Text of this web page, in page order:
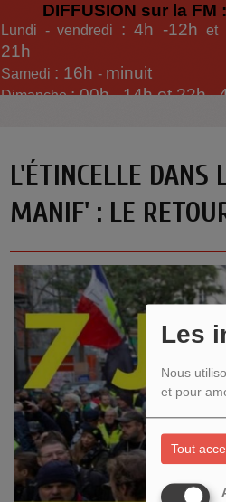
Les
Nous
et pour
Tout
DIFFUSION sur la FM :
Lundi - vendredi : 4h -12h et
21h
Samedi : 16h - minuit
Dimanche: 00h -14h et 22h-
L'ÉTINCELLE
MANIF' : LE